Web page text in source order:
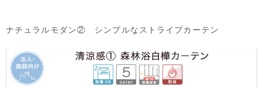
ナチュラルモダン② シンプルなストライプカーテン